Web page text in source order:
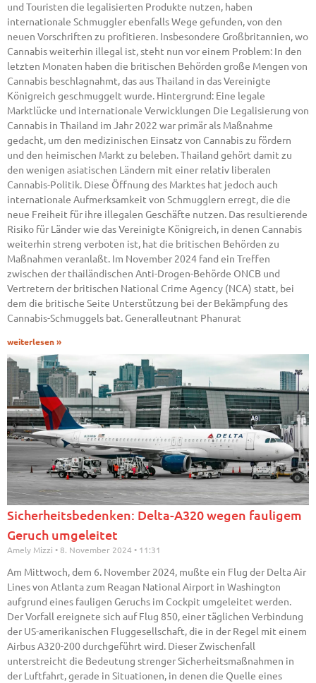
und Touristen die legalisierten Produkte nutzen, haben
internationale Schmuggler ebenfalls Wege gefunden, von den
neuen Vorschriften zu profitieren. Insbesondere Großbritannien, wo
Cannabis weiterhin illegal ist, steht nun vor einem Problem: In den
letzten Monaten haben die britischen Behörden große Mengen von
Cannabis beschlagnahmt, das aus Thailand in das Vereinigte
Königreich geschmuggelt wurde. Hintergrund: Eine legale
Marktlücke und internationale Verwicklungen Die Legalisierung von
Cannabis in Thailand im Jahr 2022 war primär als Maßnahme
gedacht, um den medizinischen Einsatz von Cannabis zu fördern
und den heimischen Markt zu beleben. Thailand gehört damit zu
den wenigen asiatischen Ländern mit einer relativ liberalen
Cannabis-Politik. Diese Öffnung des Marktes hat jedoch auch
internationale Aufmerksamkeit von Schmugglern erregt, die die
neue Freiheit für ihre illegalen Geschäfte nutzen. Das resultierende
Risiko für Länder wie das Vereinigte Königreich, in denen Cannabis
weiterhin streng verboten ist, hat die britischen Behörden zu
Maßnahmen veranlaßt. Im November 2024 fand ein Treffen
zwischen der thailändischen Anti-Drogen-Behörde ONCB und
Vertretern der britischen National Crime Agency (NCA) statt, bei
dem die britische Seite Unterstützung bei der Bekämpfung des
Cannabis-Schmuggels bat. Generalleutnant Phanurat
weiterlesen »
Sicherheitsbedenken: Delta-A320 wegen fauligem
Geruch umgeleitet
Amely Mizzi 8. November 2024 11:31
Am Mittwoch, dem 6. November 2024, mußte ein Flug der Delta Air
Lines von Atlanta zum Reagan National Airport in Washington
aufgrund eines fauligen Geruchs im Cockpit umgeleitet werden.
Der Vorfall ereignete sich auf Flug 850, einer täglichen Verbindung
der US-amerikanischen Fluggesellschaft, die in der Regel mit einem
Airbus A320-200 durchgeführt wird. Dieser Zwischenfall
unterstreicht die Bedeutung strenger Sicherheitsmaßnahmen in
der Luftfahrt, gerade in Situationen, in denen die Quelle eines